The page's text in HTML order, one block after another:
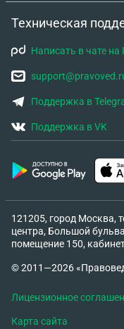
Техническая
Написать в чате на
Поддержка в
Поддержка в VK
121205, город Москва,
центра, Большой
помещение 150,
© 2011—2026
Лицензионное
Карта сайта